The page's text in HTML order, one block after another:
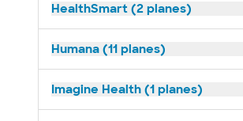
HealthSmart (2 planes)
Humana (11 planes)
Imagine Health (1 planes)